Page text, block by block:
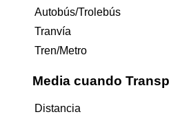
Autobús/Trolebús
Tranvía
Tren/Metro
Media cuando
Distancia